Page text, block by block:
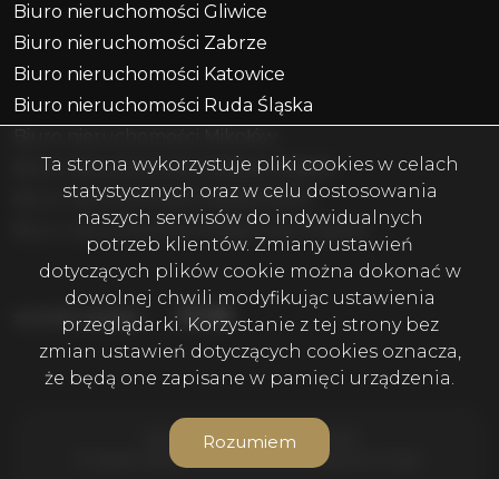
Biuro nieruchomości Gliwice
Biuro nieruchomości Zabrze
Biuro nieruchomości Katowice
Biuro nieruchomości Ruda Śląska
Biuro nieruchomości Piekary Śląskie
Biuro nieruchomości Radzionków
Biuro nieruchomości Miasteczko Śląskie
social media Facebook
Facebook
Facebook
WOLF Nieruchomości © 2026
Program dla biur nieruchomości
Galactica Virgo
Ta strona wykorzystuje pliki cookies w celach
statystycznych oraz w celu dostosowania
naszych serwisów do indywidualnych
potrzeb klientów. Zmiany ustawień
dotyczących plików cookie można dokonać w
dowolnej chwili modyfikując ustawienia
przeglądarki. Korzystanie z tej strony bez
zmian ustawień dotyczących cookies oznacza,
że będą one zapisane w pamięci urządzenia.
Rozumiem